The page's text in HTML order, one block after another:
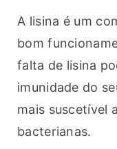
A lisina é um
bom
falta de lisina
imunidade do
mais suscetível
bacterianas.